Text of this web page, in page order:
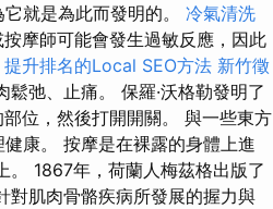
就是為此而發明的。 冷氣清洗
摩師可能會發生過敏反應，因此
提升排名的Local SEO方法 新竹徵
弛、止痛。 保羅·沃格勒發明了
位，然後打開開關。 與一些東方
康。 按摩是在裸露的身體上進
。 1867年，荷蘭人梅茲格出版了
對肌肉骨骼疾病所發展的握力與